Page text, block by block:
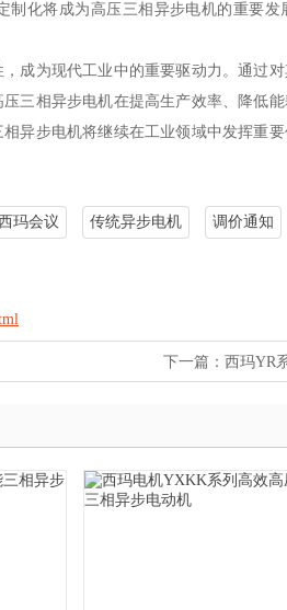
制化将成为高压三相异步电机的重要
成为现代工业中的重要驱动力。通过
三相异步电机在提高生产效率、降低
异步电机将继续在工业领域中发挥重
玛会议 传统异步电机 调价通知
下一篇： 西玛YR